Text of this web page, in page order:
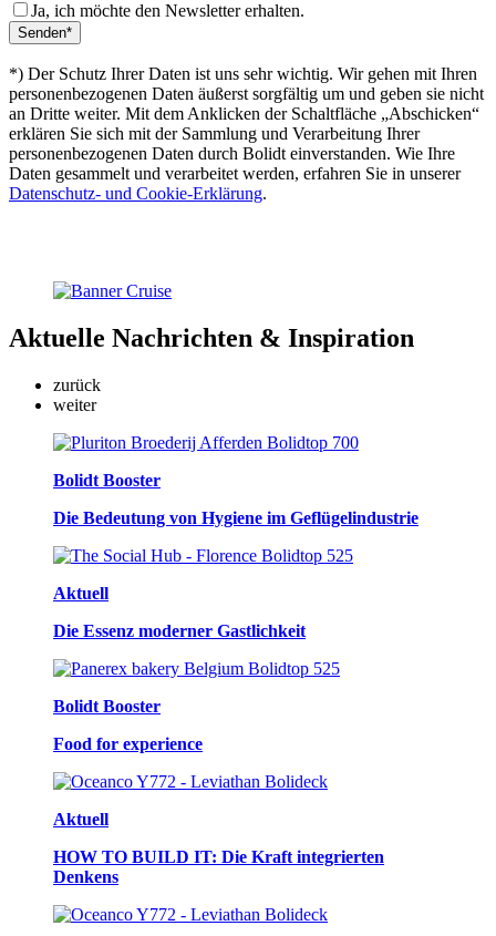
Ja, ich möchte den Newsletter erhalten.
*) Der Schutz Ihrer Daten ist uns sehr wichtig. Wir gehen mit Ihren
personenbezogenen Daten äußerst sorgfältig um und geben sie nicht
an Dritte weiter. Mit dem Anklicken der Schaltfläche „Abschicken“
erklären Sie sich mit der Sammlung und Verarbeitung Ihrer
personenbezogenen Daten durch Bolidt einverstanden. Wie Ihre
Daten gesammelt und verarbeitet werden, erfahren Sie in unserer
Datenschutz- und Cookie-Erklärung.
Aktuelle Nachrichten & Inspiration
zurück
weiter
Bolidt Booster
Die Bedeutung von Hygiene im Geflügelindustrie
Aktuell
Die Essenz moderner Gastlichkeit
Bolidt Booster
Food for experience
Aktuell
HOW TO BUILD IT: Die Kraft integrierten
Denkens